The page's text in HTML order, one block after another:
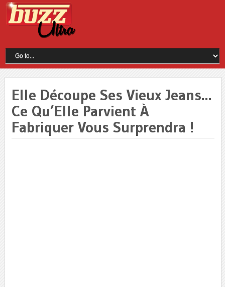
Elle Découpe Ses Vieux Jeans…
Ce Qu’Elle Parvient À
Fabriquer Vous Surprendra !